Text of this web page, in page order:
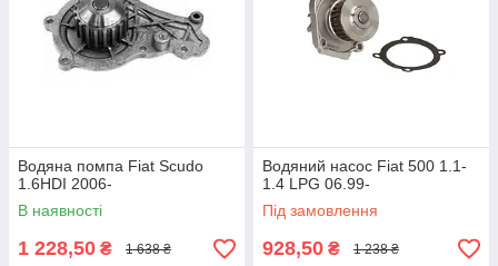
Водяна помпа Fiat Scudo
1.6HDI 2006-
В наявності
1 228,50 ₴ 1 638 ₴
Водяний насос Fiat 500 1.1-
1.4 LPG 06.99-
Під замовлення
928,50 ₴ 1 238 ₴